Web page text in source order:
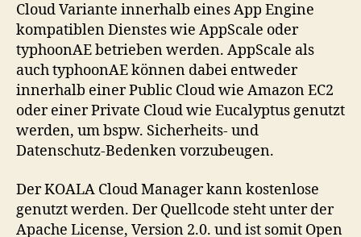
Cloud Variante innerhalb eines App Engine
kompatiblen Dienstes wie AppScale oder
typhoonAE betrieben werden. AppScale als
auch typhoonAE können dabei entweder
innerhalb einer Public Cloud wie Amazon EC2
oder einer Private Cloud wie Eucalyptus genutzt
werden, um bspw. Sicherheits- und
Datenschutz-Bedenken vorzubeugen.
Der KOALA Cloud Manager kann kostenlose
genutzt werden. Der Quellcode steht unter der
Apache License, Version 2.0. und ist somit Open